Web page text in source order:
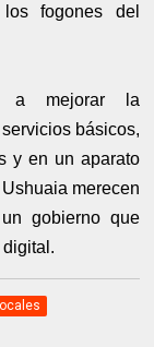
fogones del
a mejorar la
básicos,
y en un aparato
merecen
gobierno que